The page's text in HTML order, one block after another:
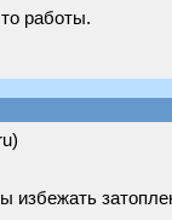
работы.